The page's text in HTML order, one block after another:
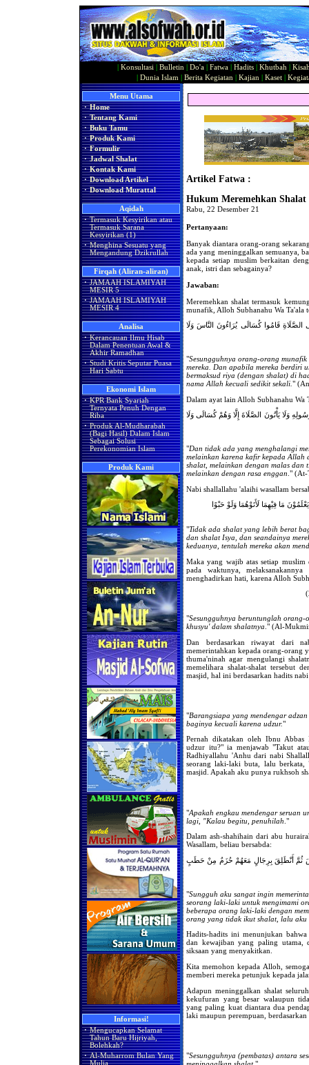
Konsultasi Bulletin Do'a Fatwa Hadits Khutbah
Dunia Islam Berita Kegiatan Kajian Kaset|
Menu Utama
· Home
· Tentang Kami
· Buku Tamu
· Produk Kami
· Formulir
· Jadwal Shalat
· Kontak Kami
· Download Artikel
· Download Murattal
Aqidah
· Termasuk Kesyirikan atau
Termasuk Sarana
Kesyirikan (1)
· Menghina Sesuatu yang
Mengandung Dzikrullah
Firqah (Aliran-aliran)
· JAMAAH ISLAMIYAH
MESIR 5
· JAMAAH ISLAMIYAH
MESIR 4
Analisa
· Kerancauan Ilmu Hisab
Dalam Penentuan Awal &
Akhir Ramadhan
· Studi Kritis Seputar Puasa
Hari Sabtu
Ekonomi Islam
· KPR Bank Syariah
Ternyata Penuh Dengan
Riba
· Produk Al-Mudharabah
(Bagi Hasil) Dalam Islam
Sebagai Solusi
Perekonomian Islam
Produk Kami
Informasi!
· Mengucapkan Selamat
Tahun Baru Hijriyah,
Bolehkah?
· Al-Muharrom Bulan Yang
Mulia
Artikel Fatwa :
Hukum Meremehkan Shalat
Rabu, 22 Desember 21
Pertanyaan:
Banyak diantara orang-orang
ada yang meninggalkan semuanya,
kepada setiap muslim berkaitan
anak, istri dan sebagainya?
Jawaban:
Meremehkan shalat termasuk
munafik, Alloh Subhanahu Wa Ta'ala
الصَّلَاةِ قَامُوا كُسَالَى يُرَاءُونَ النَّاسَ وَلَا
"Sesungguhnya orang-orang
mereka. Dan apabila mereka berdiri
bermaksud riya (dengan shalat) di
nama Allah kecuali sedikit sekali. "
Dalam ayat lain Alloh Subhanahu Wa
وَلَا يَأْتُونَ الصَّلَاةَ إِلَّا وَهُمْ كُسَالَى وَلَا
"Dan tidak ada yang menghalangi
melainkan karena kafir kepada Allah
shalat, melainkan dengan malas dan
melainkan dengan rasa enggan ."
Nabi shallallahu 'alaihi wasallam
مَا فِيْهِمَا لَأَتَوْهُمَا وَلَوْ حَبْوًا
"Tidak ada shalat yang lebih berat
dan shalat Isya, dan seandainya
keduanya, tentulah mereka akan
Maka yang wajib atas setiap
pada waktunya,
menghadirkan hati, karena Alloh
"Sesungguhnya beruntunglah
khusyu' dalam shalatnya ." (Al-
Dan berdasarkan riwayat dari
memerintahkan kepada orang-orang
thuma'ninah agar mengulangi
memelihara shalat-shalat tersebut
masjid, hal ini berdasarkan hadits
"Barangsiapa yang mendengar
baginya kecuali karena udzur."
Pernah dikatakan oleh Ibnu Abbas
udzur itu?" ia menjawab "Takut
Radhiyallahu 'Anhu dari nabi
seorang laki-laki buta, lalu
masjid. Apakah aku punya rukhsoh
"Apakah engkau mendengar seruan
lagi, "Kalau begitu, penuhilah ."
Dalam ash-shahihain dari abu
Wasallam, beliau bersabda:
ثُمَّ أَنْطَلِقَ بِرِجَالٍ مَعَهُمْ حُزَمٌ مِنْ حَطَبٍ
"Sungguh aku sangat ingin
seorang laki-laki untuk mengimami
beberapa orang laki-laki dengan
orang yang tidak ikut shalat, lalu aku
Hadits-hadits ini menunjukan
dan kewajiban yang paling utama,
siksaan yang menyakitkan.
Kita memohon kepada Alloh,
memberi mereka petunjuk kepada
Adapun meninggalkan shalat
kekufuran yang besar walaupun
yang paling kuat diantara dua
laki maupun perempuan,
"Sesungguhnya (pembatas) antara